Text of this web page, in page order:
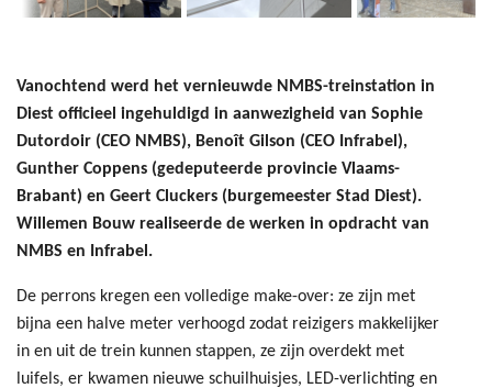
Vanochtend werd het vernieuwde NMBS-treinstation in
Diest officieel ingehuldigd in aanwezigheid van Sophie
Dutordoir (CEO NMBS), Benoît Gilson (CEO Infrabel),
Gunther Coppens (gedeputeerde provincie Vlaams-
Brabant) en Geert Cluckers (burgemeester Stad Diest).
Willemen Bouw realiseerde de werken in opdracht van
NMBS en Infrabel.
De perrons kregen een volledige make-over: ze zijn met
bijna een halve meter verhoogd zodat reizigers makkelijker
in en uit de trein kunnen stappen, ze zijn overdekt met
luifels, er kwamen nieuwe schuilhuisjes, LED-verlichting en